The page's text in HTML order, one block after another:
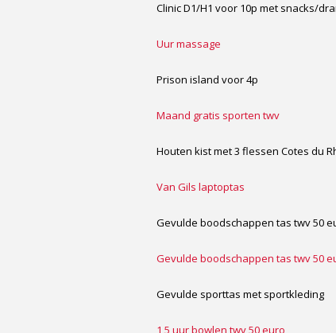
Clinic D1/H1 voor 10p met snacks/
Uur massage
Prison island voor 4p
Maand gratis sporten twv
Houten kist met 3 flessen Cotes du
Van Gils laptoptas
Gevulde boodschappen tas twv 50
Gevulde boodschappen tas twv 50
Gevulde sporttas met sportkleding
1,5 uur bowlen twv 50 euro